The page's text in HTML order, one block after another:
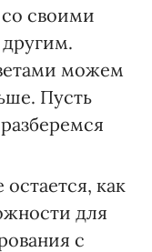
со своими
можем
Пусть
как
для
с